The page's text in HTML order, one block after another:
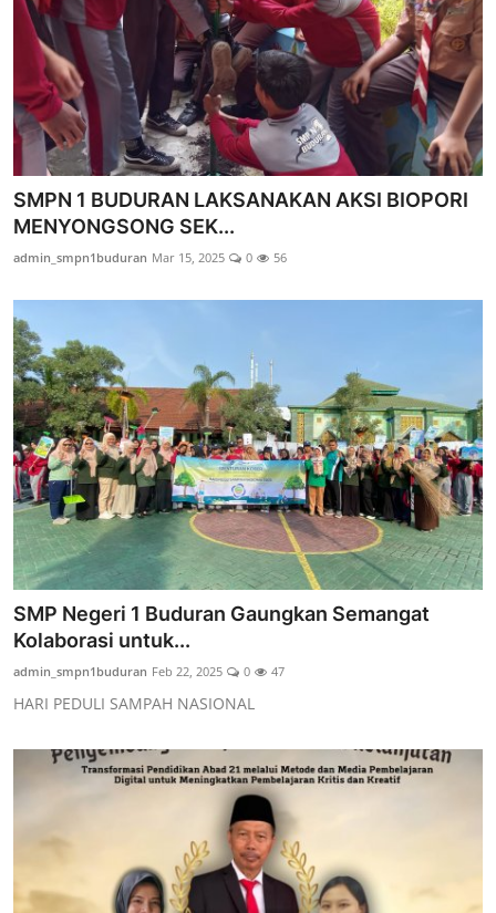
SMPN 1 BUDURAN LAKSANAKAN AKSI BIOPORI
MENYONGSONG SEK...
admin_smpn1buduran Mar 15, 2025 0 56
SMP Negeri 1 Buduran Gaungkan Semangat
Kolaborasi untuk...
admin_smpn1buduran Feb 22, 2025 0 47
HARI PEDULI SAMPAH NASIONAL